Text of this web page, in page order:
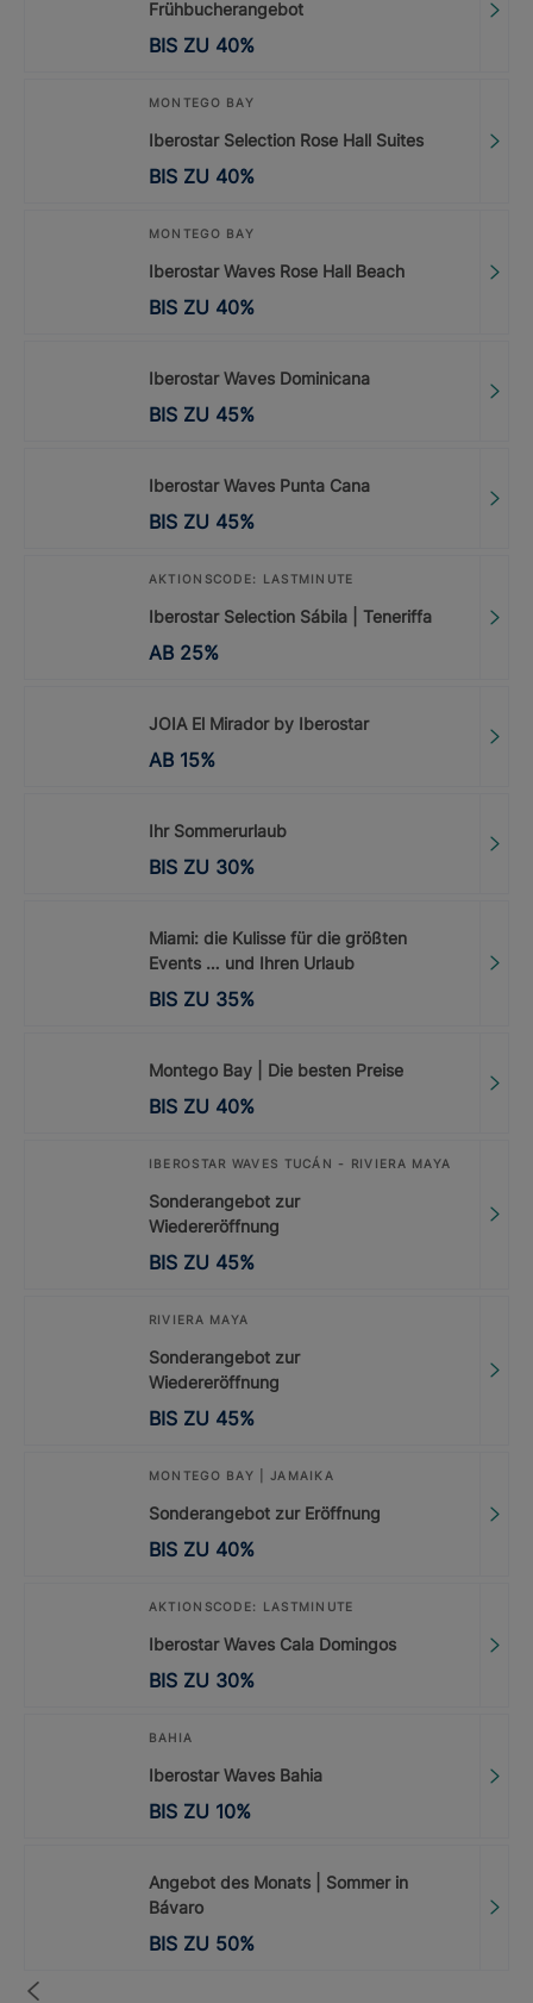
Frühbucherangebot
BIS ZU 40%
MONTEGO BAY
Iberostar Selection Rose Hall Suites
BIS ZU 40%
MONTEGO BAY
Iberostar Waves Rose Hall Beach
BIS ZU 40%
Iberostar Waves Dominicana
BIS ZU 45%
Iberostar Waves Punta Cana
BIS ZU 45%
AKTIONSCODE: LASTMINUTE
Iberostar Selection Sábila | Teneriffa
AB 25%
JOIA El Mirador by Iberostar
AB 15%
Ihr Sommerurlaub
BIS ZU 30%
Miami: die Kulisse für die größten
Events … und Ihren Urlaub
BIS ZU 35%
Montego Bay | Die besten Preise
BIS ZU 40%
IBEROSTAR WAVES TUCÁN - RIVIERA MAYA
Sonderangebot zur
Wiedereröffnung
BIS ZU 45%
RIVIERA MAYA
Sonderangebot zur
Wiedereröffnung
BIS ZU 45%
MONTEGO BAY | JAMAIKA
Sonderangebot zur Eröffnung
BIS ZU 40%
AKTIONSCODE: LASTMINUTE
Iberostar Waves Cala Domingos
BIS ZU 30%
BAHIA
Iberostar Waves Bahia
BIS ZU 10%
Angebot des Monats | Sommer in
Bávaro
BIS ZU 50%